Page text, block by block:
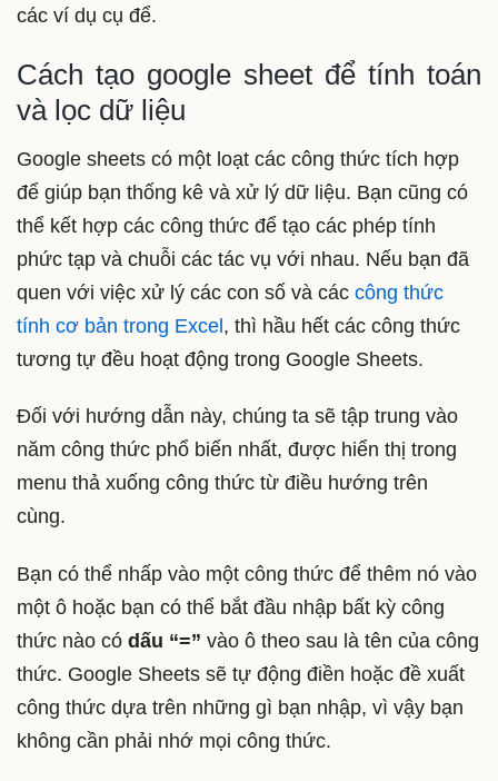
các ví dụ cụ để.
Cách tạo google sheet để tính toán
và lọc dữ liệu
Google sheets có một loạt các công thức tích hợp
để giúp bạn thống kê và xử lý dữ liệu. Bạn cũng có
thể kết hợp các công thức để tạo các phép tính
phức tạp và chuỗi các tác vụ với nhau. Nếu bạn đã
quen với việc xử lý các con số và các công thức
tính cơ bản trong Excel, thì hầu hết các công thức
tương tự đều hoạt động trong Google Sheets.
Đối với hướng dẫn này, chúng ta sẽ tập trung vào
năm công thức phổ biến nhất, được hiển thị trong
menu thả xuống công thức từ điều hướng trên
cùng.
Bạn có thể nhấp vào một công thức để thêm nó vào
một ô hoặc bạn có thể bắt đầu nhập bất kỳ công
thức nào có dấu “=” vào ô theo sau là tên của công
thức. Google Sheets sẽ tự động điền hoặc đề xuất
công thức dựa trên những gì bạn nhập, vì vậy bạn
không cần phải nhớ mọi công thức.